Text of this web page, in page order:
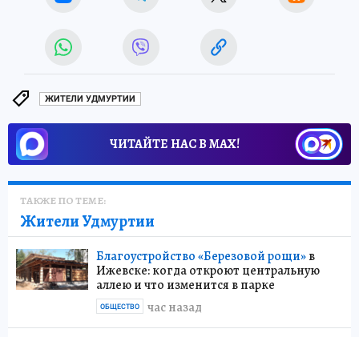
ЖИТЕЛИ УДМУРТИИ
ЧИТАЙТЕ НАС В МАХ!
ТАКЖЕ ПО ТЕМЕ:
Жители Удмуртии
Благоустройство «Березовой рощи»в
Ижевске: когда откроют центральную
аллею и что изменится в парке
час назад
ОБЩЕСТВО